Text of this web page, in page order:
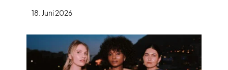
18. Juni 2026